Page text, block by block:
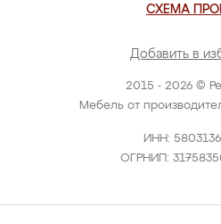
2015 - 2026 ©
Мебель от
ИНН:
ОГРНИП:
СХЕМА
Добавить в